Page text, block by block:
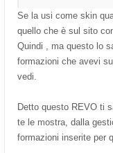
Se la usi come skin
quello che è sul sito
Quindi , ma questo lo
formazioni che avevi
vedi.
Detto questo REVO ti
te le mostra, dalla
formazioni inserite per